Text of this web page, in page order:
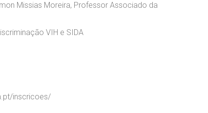
Missias Moreira, Professor Associado da
VIH e SIDA
inscricoes/